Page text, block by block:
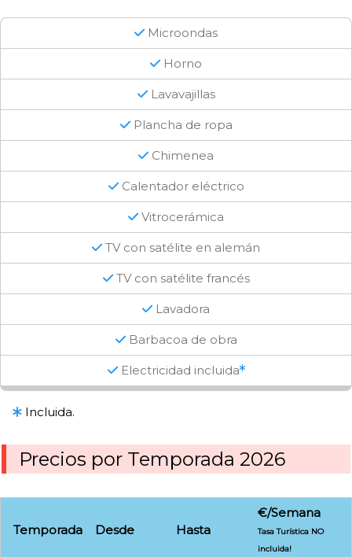
Microondas
Horno
Lavavajillas
Plancha de ropa
Chimenea
Calentador eléctrico
Vitrocerámica
TV con satélite en alemán
TV con satélite francés
Lavadora
Barbacoa de obra
Electricidad incluida
Incluida.
Precios por Temporada 2026
Temporada Desde Hasta
€/Semana
Tasa Turística NO
incluida!